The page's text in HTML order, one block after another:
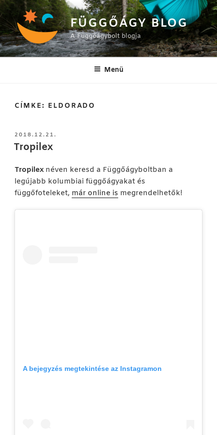
Tartalomhoz
FÜGGŐÁGY BLOG
A Függőágybolt blogja
Menü
CÍMKE: ELDORADO
BEKÜLDVE:
2018.12.21.
Tropilex
Tropilexnéven keresd a Függőágyboltban a
legújabb kolumbiai függőágyakat és
függőfoteleket, már online is megrendelhetők!
A bejegyzés megtekintése az Instagramon